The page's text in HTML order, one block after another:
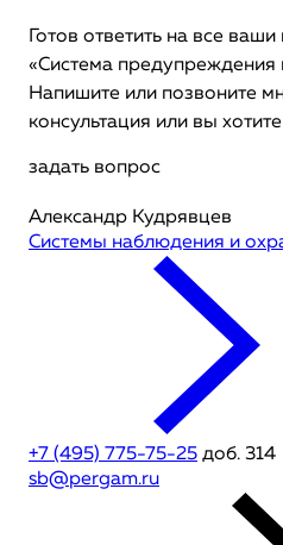
Готов ответить на все
«Система
Напишите или позвоните
консультация или вы
задать вопрос
Александр Кудрявцев
Системы наблюдения и
+7 (495) 775-75-25 доб. 314
sb@pergam.ru